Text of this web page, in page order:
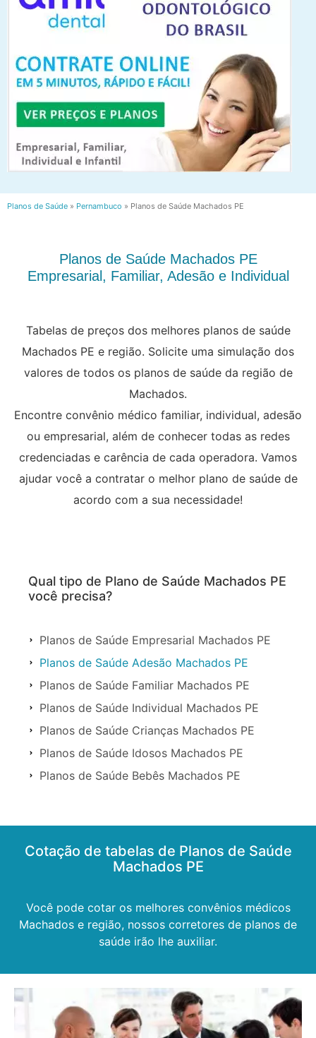
Planos de Saúde » Pernambuco » Planos de Saúde Machados PE
Planos de Saúde Machados PE
Empresarial, Familiar, Adesão e Individual
Tabelas de preços dos melhores planos de saúde
Machados PE e região. Solicite uma simulação dos
valores de todos os planos de saúde da região de
Machados.
Encontre convênio médico familiar, individual, adesão
ou empresarial, além de conhecer todas as redes
credenciadas e carência de cada operadora. Vamos
ajudar você a contratar o melhor plano de saúde de
acordo com a sua necessidade!
Qual tipo de Plano de Saúde Machados PE
você precisa?
Planos de Saúde Empresarial Machados PE
Planos de Saúde Adesão Machados PE
Planos de Saúde Familiar Machados PE
Planos de Saúde Individual Machados PE
Planos de Saúde Crianças Machados PE
Planos de Saúde Idosos Machados PE
Planos de Saúde Bebês Machados PE
Cotação de tabelas de Planos de Saúde
Machados PE
Você pode cotar os melhores convênios médicos
Machados e região, nossos corretores de planos de
saúde irão lhe auxiliar.